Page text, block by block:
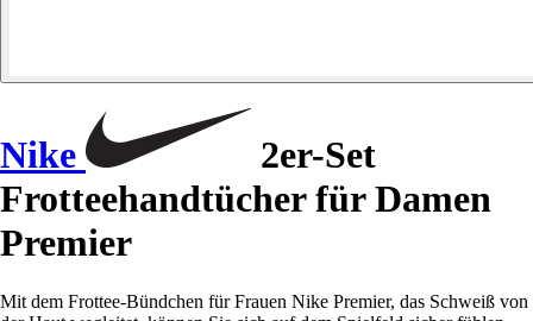
Nike
2er-Set
Frotteehandtücher für Damen
Premier
Mit dem Frottee-Bündchen für Frauen Nike Premier, das Schweiß von